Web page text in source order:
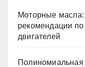
Моторные масла:
рекомендации
двигателей